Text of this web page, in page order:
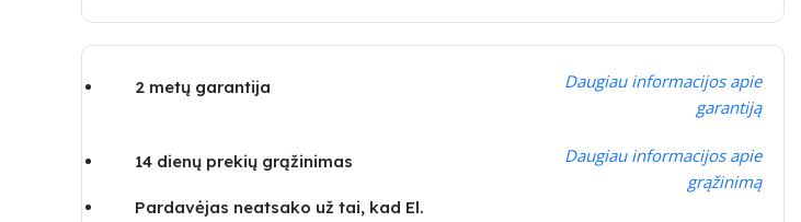
2 metų garantija
Daugiau informacijos apie
garantiją
14 dienų prekių grąžinimas
Daugiau informacijos apie
grąžinimą
Pardavėjas neatsako už tai, kad El.